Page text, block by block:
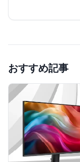
おすすめ記事